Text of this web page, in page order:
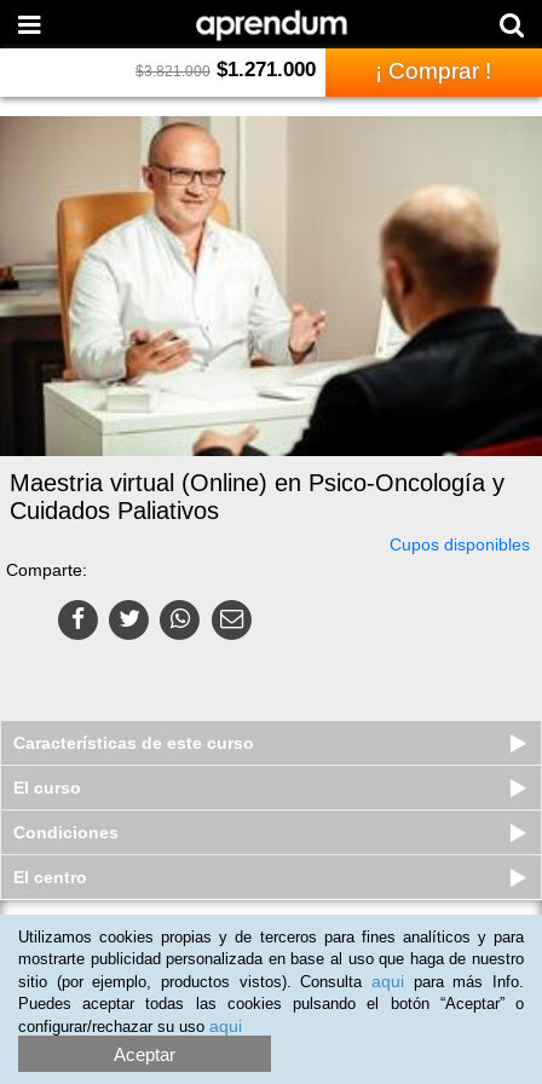
$3.821.000 $1.271.000 ¡ Comprar !
Maestria virtual (Online) en Psico-Oncología y
Cuidados Paliativos
Cupos disponibles
Comparte:
Características de este curso
El curso
Condiciones
El centro
Curso Universitario en Psico
Oncología y Cuidados Paliativos
Cupos disponibles
$846.000 $430.000
Utilizamos cookies propias y de terceros para fines analíticos y para
mostrarte publicidad personalizada en base al uso que haga de nuestro
sitio (por ejemplo, productos vistos). Consulta aqui para más Info.
Puedes aceptar todas las cookies pulsando el botón “Aceptar” o
configurar/rechazar su uso aqui
Aceptar